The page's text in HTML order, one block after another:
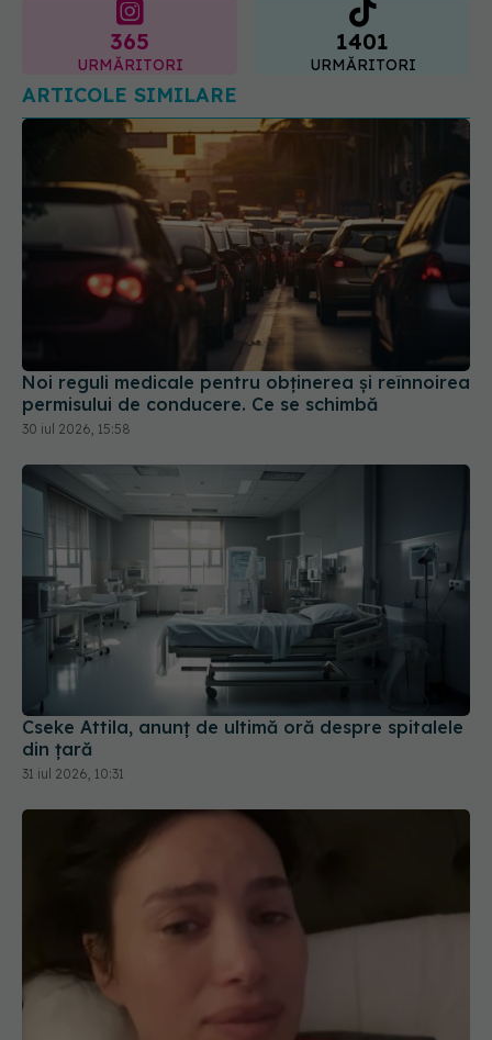
365
URMĂRITORI
1401
URMĂRITORI
ARTICOLE SIMILARE
Noi reguli medicale pentru obținerea și reînnoirea
permisului de conducere. Ce se schimbă
30 iul 2026, 15:58
Cseke Attila, anunț de ultimă oră despre spitalele
din țară
31 iul 2026, 10:31